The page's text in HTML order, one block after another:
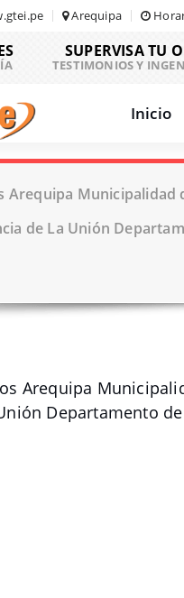
Arequipa
SUPERVISA TU
TESTIMONIOS Y
Inicio
Arequipa Municipalidad
de La Unión
Arequipa
Departamento